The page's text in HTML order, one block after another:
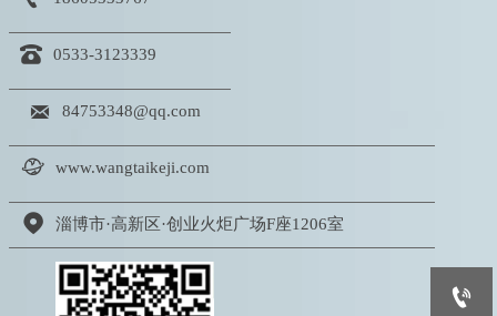
 0533-3123339
 84753348@qq.com
 www.wangtaikeji.com
 淄博市·高新区·创业火炬广场F座1206室
